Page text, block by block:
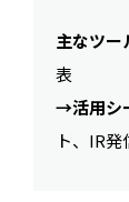
主なツー
表
→活用シ
ト、IR発